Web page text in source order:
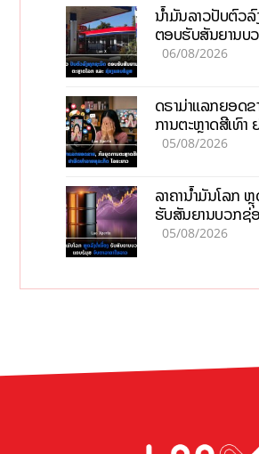
ນໍ້າມັນລາວປັບຕົວ
ຕອບຮັບສັນຍານບ
ໂລກ ແລະ ຊ່ອງແຄບ
06/08/2026
ດຣາມ່າແລກຍອດ
ການຕະຫຼາດສີເທົາ
ທຸລະກິດ ໄລຍະຍາວ
05/08/2026
ລາຄານ້ຳມັນໂລກ ຫຼຸ
ຮັບສັນຍານບວກຊ່
ຈັບຕາລາຄາໃນລາວ
05/08/2026